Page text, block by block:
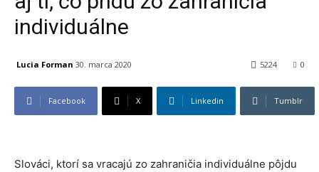
individuálne
Lucia Forman 30. marca 2020 0
5224
Facebook X Linkedin Tumblr
Slováci, ktorí sa vracajú zo zahraničia individuálne pôjdu